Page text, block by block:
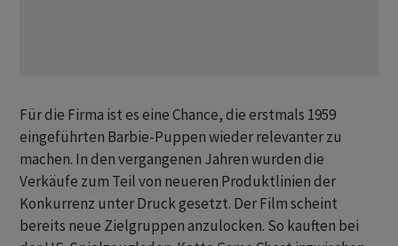
Für die Firma ist es eine Chance, die erstmals 1959
eingeführten Barbie-Puppen wieder relevanter zu
machen. In den vergangenen Jahren wurden die
Verkäufe zum Teil von neueren Produktlinien der
Konkurrenz unter Druck gesetzt. Der Film scheint
bereits neue Zielgruppen anzulocken. So kauften bei